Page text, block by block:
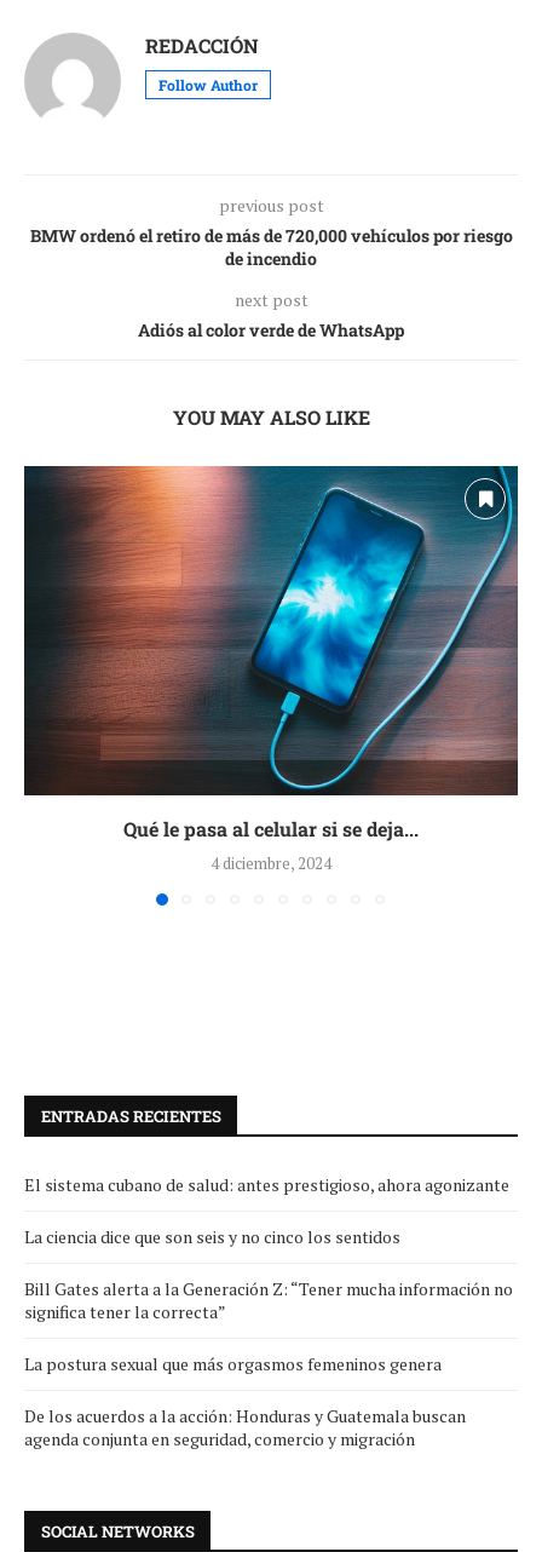
REDACCIÓN
Follow Author
previous post
BMW ordenó el retiro de más de 720,000 vehículos por riesgo
de incendio
next post
Adiós al color verde de WhatsApp
YOU MAY ALSO LIKE
Qué le pasa al celular si se deja...
4 diciembre, 2024
ENTRADAS RECIENTES
El sistema cubano de salud: antes prestigioso, ahora agonizante
La ciencia dice que son seis y no cinco los sentidos
Bill Gates alerta a la Generación Z: “Tener mucha información no
significa tener la correcta”
La postura sexual que más orgasmos femeninos genera
De los acuerdos a la acción: Honduras y Guatemala buscan
agenda conjunta en seguridad, comercio y migración
SOCIAL NETWORKS